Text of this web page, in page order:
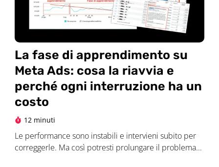
La fase di apprendimento su
Meta Ads: cosa la riavvia e
perché ogni interruzione ha un
costo
12 minuti
Le performance sono instabili e intervieni subito per
correggerle. Ma così potresti prolungare il problema...